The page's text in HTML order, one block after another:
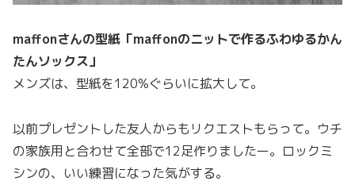
maffonさんの型紙「maffonのニットで作るふわゆるかん
たんソックス」
メンズは、型紙を120%ぐらいに拡大して。
以前プレゼントした友人からもリクエストもらって。ウチ
の家族用と合わせて全部で12足作りましたー。ロックミ
シンの、いい練習になった気がする。